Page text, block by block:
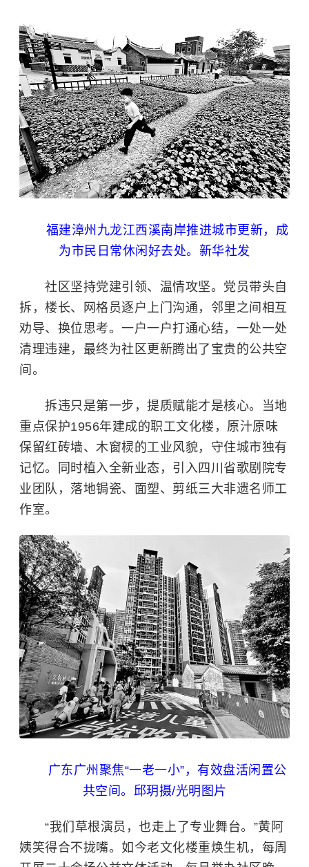
福建漳州九龙江西溪南岸推进城市更新，成
为市民日常休闲好去处。新华社发
社区坚持党建引领、温情攻坚。党员带头自
拆，楼长、网格员逐户上门沟通，邻里之间相互
劝导、换位思考。一户一户打通心结，一处一处
清理违建，最终为社区更新腾出了宝贵的公共空
间。
拆违只是第一步，提质赋能才是核心。当地
重点保护1956年建成的职工文化楼，原汁原味
保留红砖墙、木窗棂的工业风貌，守住城市独有
记忆。同时植入全新业态，引入四川省歌剧院专
业团队，落地锔瓷、面塑、剪纸三大非遗名师工
作室。
广东广州聚焦“一老一小”，有效盘活闲置公
共空间。邱玥摄/光明图片
“我们草根演员，也走上了专业舞台。”黄阿
姨笑得合不拢嘴。如今老文化楼重焕生机，每周